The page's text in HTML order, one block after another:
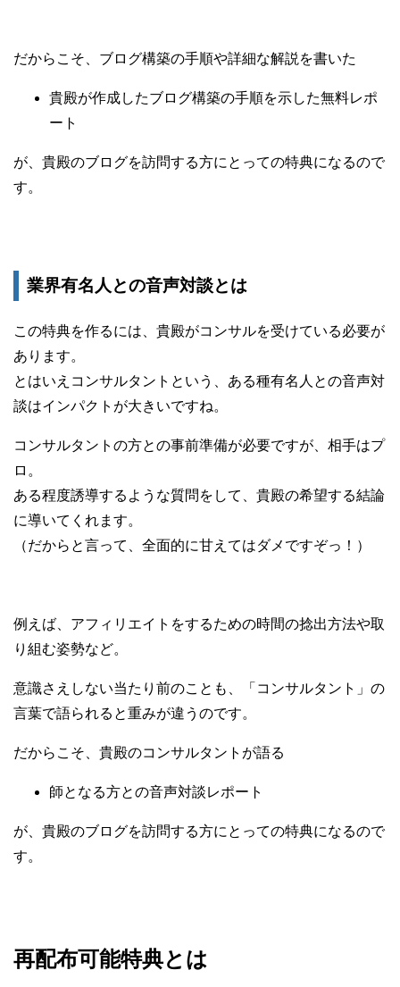
だからこそ、ブログ構築の手順や詳細な解説を書いた
貴殿が作成したブログ構築の手順を示した無料レポ
ート
が、貴殿のブログを訪問する方にとっての特典になるので
す。
業界有名人との音声対談とは
この特典を作るには、貴殿がコンサルを受けている必要が
あります。
とはいえコンサルタントという、ある種有名人との音声対
談はインパクトが大きいですね。
コンサルタントの方との事前準備が必要ですが、相手はプ
ロ。
ある程度誘導するような質問をして、貴殿の希望する結論
に導いてくれます。
（だからと言って、全面的に甘えてはダメですぞっ！）
例えば、アフィリエイトをするための時間の捻出方法や取
り組む姿勢など。
意識さえしない当たり前のことも、「コンサルタント」の
言葉で語られると重みが違うのです。
だからこそ、貴殿のコンサルタントが語る
師となる方との音声対談レポート
が、貴殿のブログを訪問する方にとっての特典になるので
す。
再配布可能特典とは